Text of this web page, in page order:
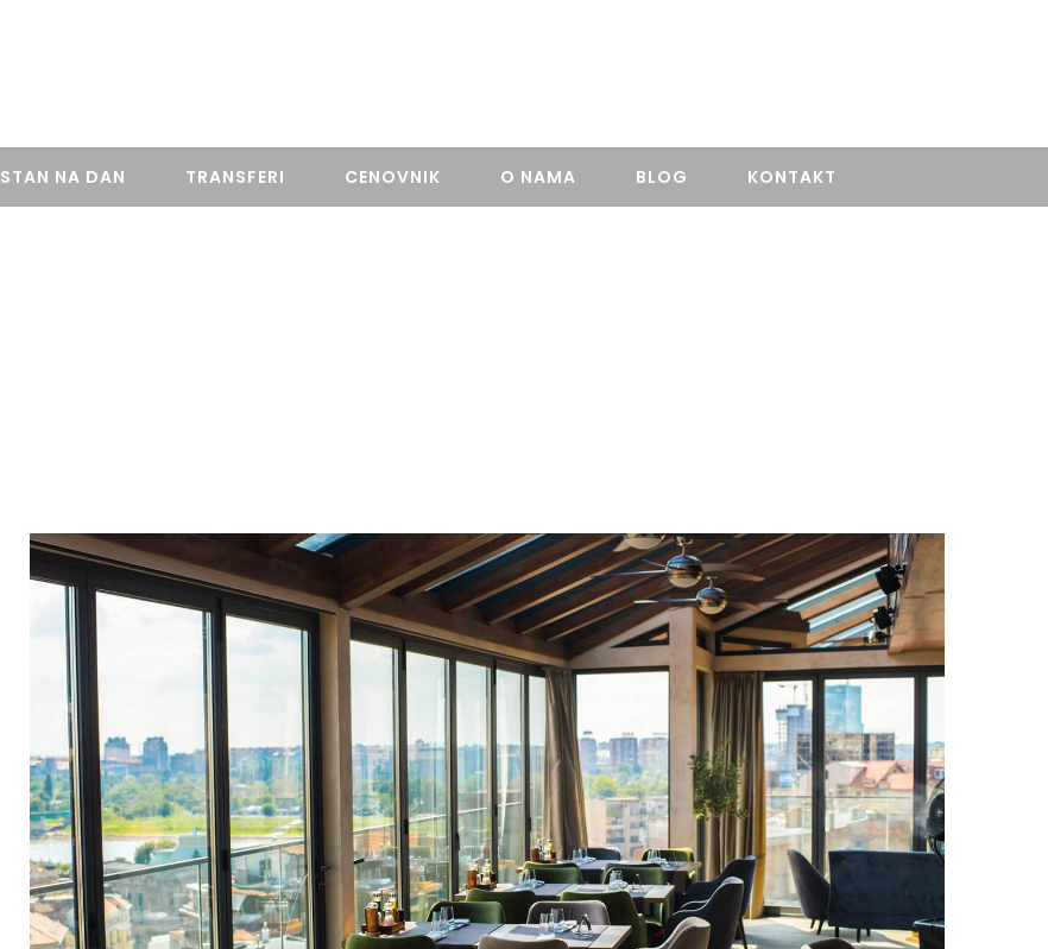
STAN NA DAN TRANSFERI CENOVNIK O NAMA BLOG KONTAKT